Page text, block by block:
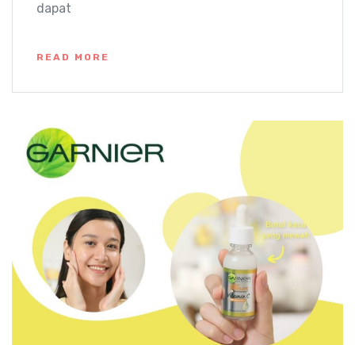
dapat
READ MORE